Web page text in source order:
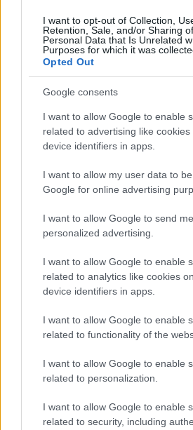
I want to opt-out of Collection,
Retention, Sale, and/or Sharing
Personal Data that Is Unrelated
Purposes for which it was
Opted Out
Google consents
I want to allow Google to enable
related to advertising like
device identifiers in apps.
I want to allow my user data to
Google for online advertising
I want to allow Google to send me
personalized advertising.
I want to allow Google to enable
related to analytics like cookies
device identifiers in apps.
I want to allow Google to enable
related to functionality of the
I want to allow Google to enable
related to personalization.
I want to allow Google to enable
related to security, including
Fifa e Infantino: il presidente
Andrea Conforti · 6 Ago 2026